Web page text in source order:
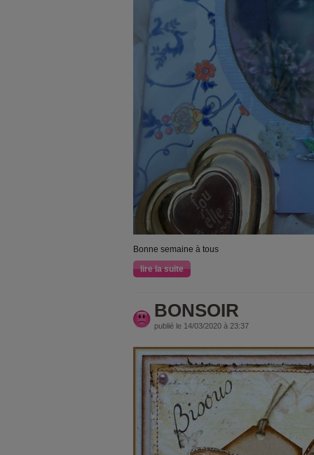
Bonne semaine à tous
lire la suite
BONSOIR
publié le 14/03/2020 à 23:37